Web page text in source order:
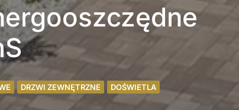
DRZWI ZEWNĘTRZNE DOŚWIETLA